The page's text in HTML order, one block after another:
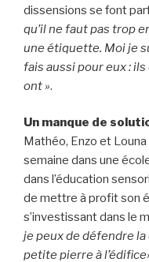
dissensions se font
qu’il ne faut pas trop
une étiquette. Moi je
fais aussi pour eux :
ont ».
Un manque de
Mathéo, Enzo et
semaine dans une
dans l’éducation
de mettre à profit son
s’investissant dans le
je peux de défendre la
petite pierre à